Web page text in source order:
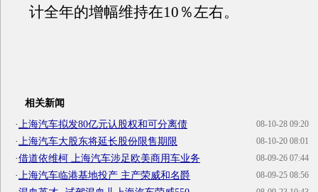
计全年的增幅维持在10％左右。
相关新闻
08-10-28 09:20
· 上海汽车拟发80亿元认股权和可分离债
08-10-20 08:01
· 上海汽车大股东将延长股份限售期限
08-09-26 07:44
·借道依维柯 上海汽车涉足欧美商用车业务
08-09-25 08:56
· 上海汽车临港基地投产 主产荣威和名爵